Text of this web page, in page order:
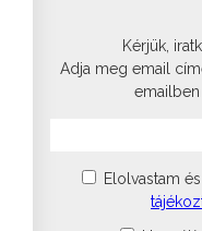
Kérjük,
Adja meg email
emailben
Elolvastam